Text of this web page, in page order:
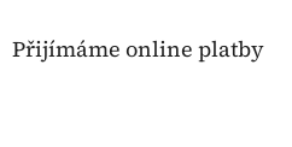
Přijímáme online platby